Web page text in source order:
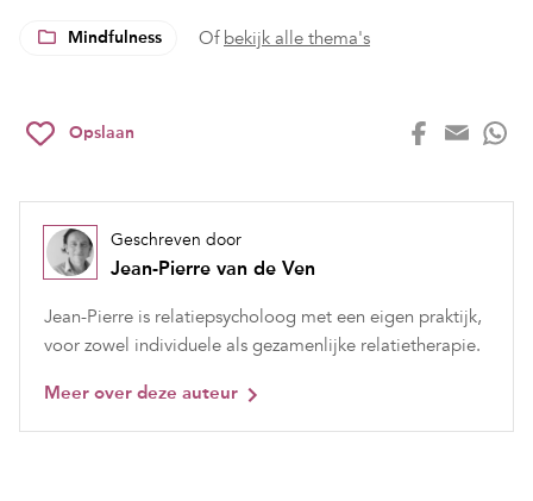
Mindfulness Of bekijk alle thema's
Opslaan
Geschreven door
Jean-Pierre van de Ven
Jean-Pierre is relatiepsycholoog met een eigen praktijk,
voor zowel individuele als gezamenlijke relatietherapie.
Meer over deze auteur